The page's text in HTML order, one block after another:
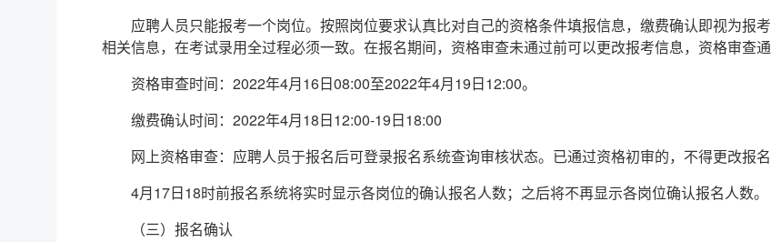
应聘人员只能报考一个岗位。按照岗位要求认真比对自己的资格条件填报信息，缴费确认即视为报
相关信息，在考试录用全过程必须一致。在报名期间，资格审查未通过前可以更改报考信息，资格审查
资格审查时间：2022年4月16日08:00至2022年4月19日12:00。
缴费确认时间：2022年4月18日12:00-19日18:00
网上资格审查：应聘人员于报名后可登录报名系统查询审核状态。已通过资格初审的，不得更改报名
4月17日18时前报名系统将实时显示各岗位的确认报名人数；之后将不再显示各岗位确认报名人数。
（三）报名确认